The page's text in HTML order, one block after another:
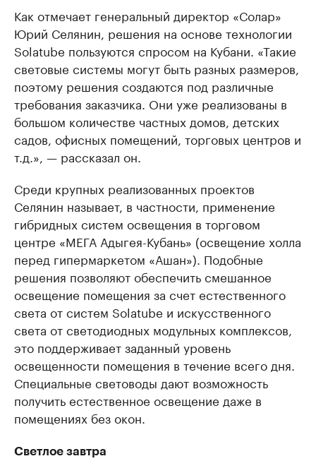
Как отмечает генеральный директор «Солар»
Юрий Селянин, решения на основе технологии
Solatube пользуются спросом на Кубани. «Такие
световые системы могут быть разных размеров,
поэтому решения создаются под различные
требования заказчика. Они уже реализованы в
большом количестве частных домов, детских
садов, офисных помещений, торговых центров и
т.д.», — рассказал он.
Среди крупных реализованных проектов
Селянин называет, в частности, применение
гибридных систем освещения в торговом
центре «МЕГА Адыгея-Кубань» (освещение холла
перед гипермаркетом «Ашан»). Подобные
решения позволяют обеспечить смешанное
освещение помещения за счет естественного
света от систем Solatube и искусственного
света от светодиодных модульных комплексов,
это поддерживает заданный уровень
освещенности помещения в течение всего дня.
Специальные световоды дают возможность
получить естественное освещение даже в
помещениях без окон.
Светлое завтра